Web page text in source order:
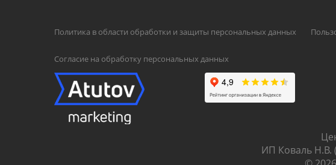
Политика в области обработки и защиты персональных данных
Согласие на обработку персональных данных
ИП Коваль Н.В.